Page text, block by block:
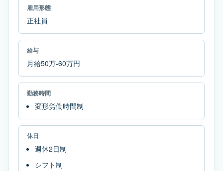
雇用形態
正社員
給与
月給50万-60万円
勤務時間
変形労働時間制
休日
週休2日制
シフト制